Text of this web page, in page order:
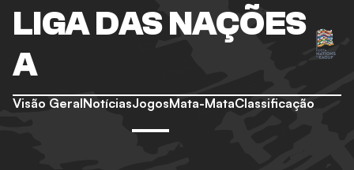
LIGA DAS NAÇÕES
A
Visão GeralNotíciasJogosMata-MataClassificação